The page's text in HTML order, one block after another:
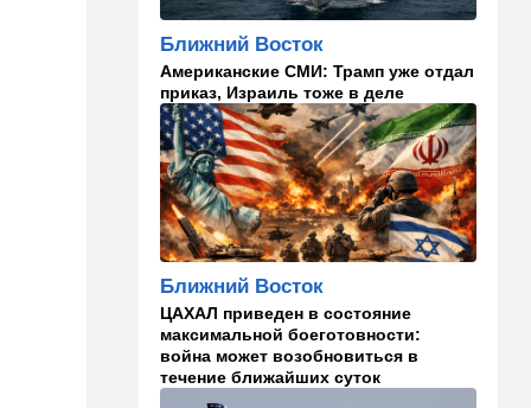
каникулах
Спор, которому нет конца:
кто умнее - кошки или
собаки? Ученые дали ответ
14:41 Ближний Восток
Россия и Китай усиливают
поддержку Ирана: война с
США меняет баланс сил
14:18 Мнения
"Это ваше туда-сюда
страшно раздражает"
14:06
Ближний Восток
Американские СМИ: Трамп уже отдал
приказ, Израиль тоже в деле
Ближний Восток
ЦАХАЛ приведен в состояние
максимальной боеготовности:
война может возобновиться в
течение ближайших суток